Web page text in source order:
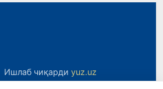
Ишлаб чиқарди yuz.uz